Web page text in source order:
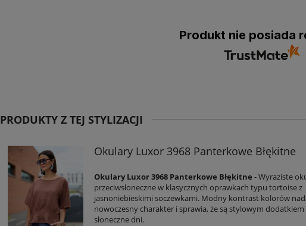
Produkt nie posiada
PRODUKTY Z TEJ STYLIZACJI
Okulary Luxor 3968 Panterkowe Błękitne
Okulary Luxor 3968 Panterkowe Błękitne - Wyraziste
przeciwsłoneczne w klasycznych oprawkach typu tortoise z
jasnoniebieskimi soczewkami. Modny kontrast kolorów
nowoczesny charakter i sprawia, że są stylowym dodatkiem
słoneczne dni.